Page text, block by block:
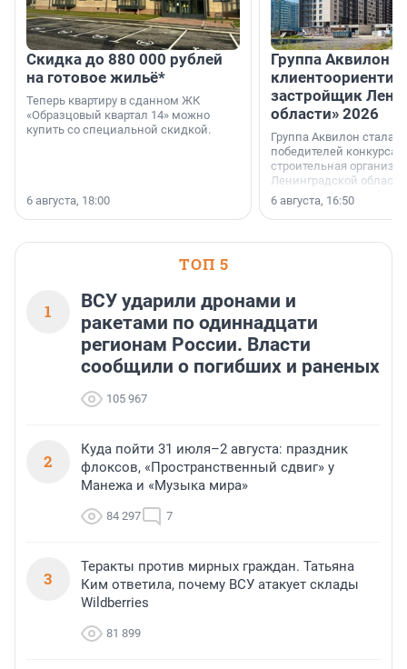
Скидка до 880 000 рублей
на готовое жильё*
Теперь квартиру в сданном ЖК
«Образцовый квартал 14» можно
купить со специальной скидкой.
6 августа, 18:00
Группа Аквилон
застройщик
области» 2026
Группа Аквилон стала
победителей конкурса
строительная
Ленинградской области
номинации «Самый
застройщик
области».
6 августа, 16:50
ТОП 5
1
ВСУ ударили дронами и
ракетами по одиннадцати
регионам России. Власти
сообщили о погибших и раненых
105 967
2
Куда пойти 31 июля–2 августа: праздник
флоксов, «Пространственный сдвиг» у
Манежа и «Музыка мира»
84 297 7
3
Теракты против мирных граждан. Татьяна
Ким ответила, почему ВСУ атакует склады
Wildberries
81 899